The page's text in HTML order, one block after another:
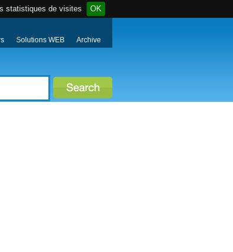
statistiques de visites OK
Solutions WEB Archive